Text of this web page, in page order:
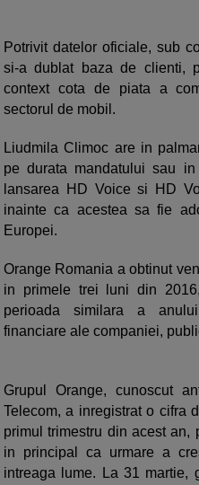
Potrivit datelor oficiale, sub
si-a dublat baza de clienti,
context cota de piata a
sectorul de mobil.
Liudmila Climoc are in
pe durata mandatului sau
lansarea HD Voice si HD
inainte ca acestea sa fie
Europei.
Orange Romania a obtinut
in primele trei luni din
perioada similara a
financiare ale companiei,
Grupul Orange, cunoscut
Telecom, a inregistrat o cifra
primul trimestru din acest an,
in principal ca urmare a
intreaga lume. La 31 martie,